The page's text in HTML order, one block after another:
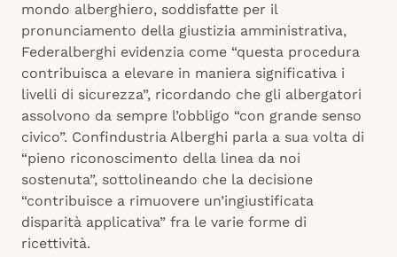
mondo alberghiero, soddisfatte per il
pronunciamento della giustizia amministrativa,
Federalberghi evidenzia come “questa procedura
contribuisca a elevare in maniera significativa i
livelli di sicurezza”, ricordando che gli albergatori
assolvono da sempre l’obbligo “con grande senso
civico”. Confindustria Alberghi parla a sua volta di
“pieno riconoscimento della linea da noi
sostenuta”, sottolineando che la decisione
“contribuisce a rimuovere un’ingiustificata
disparità applicativa” fra le varie forme di
ricettività.